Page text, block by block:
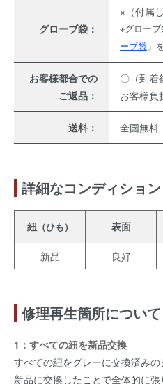
グローブ袋：
×（付属
※グロー
ーブ袋 」
お客様都合での
ご返品：
〇（到着
お客様負
送料： 全国無料
詳細なコンディション
紐（ひも） 表面
新品 良好
修理再生箇所について
1：すべての紐を新品交換
すべての紐をグレーに交換済み
新品に交換したことで全体的に張